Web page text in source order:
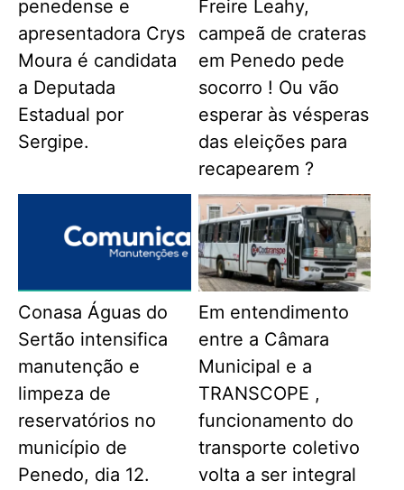
penedense e
apresentadora Crys
Moura é candidata
a Deputada
Estadual por
Sergipe.
Freire Leahy,
campeã de crateras
em Penedo pede
socorro ! Ou vão
esperar às vésperas
das eleições para
recapearem ?
Conasa Águas do
Sertão intensifica
manutenção e
limpeza de
reservatórios no
município de
Penedo, dia 12.
Em entendimento
entre a Câmara
Municipal e a
TRANSCOPE ,
funcionamento do
transporte coletivo
volta a ser integral